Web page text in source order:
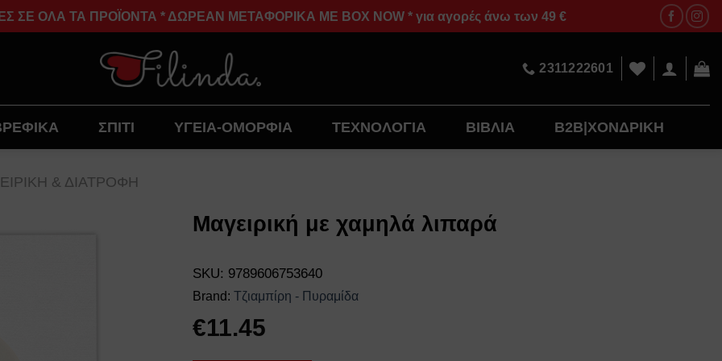
ΟΛΑ ΤΑ ΠΡΟΪΟΝΤΑ * ΔΩΡΕΑΝ ΜΕΤΑΦΟΡΙΚΑ ΜΕ BOX NOW * για αγορές άνω των 49 €
2311222601
ΣΠΙΤΙ ΥΓΕΙΑ-ΟΜΟΡΦΙΑ ΤΕΧΝΟΛΟΓΙΑ ΒΙΒΛΙΑ B2B|ΧΟΝΔΡΙΚΗ
& ΔΙΑΤΡΟΦΗ
Μαγειρική με χαμηλά λιπαρά
SKU: 9789606753640
Brand: Τζιαμπίρη - Πυραμίδα
€11.45